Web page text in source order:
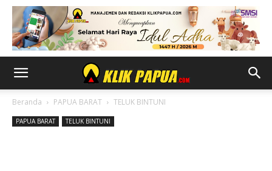
Beranda PAPUA BARAT TELUK BINTUNI
PAPUA BARAT TELUK BINTUNI